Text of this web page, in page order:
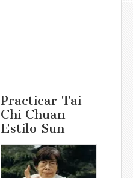
Practicar Tai
Chi Chuan
Estilo Sun